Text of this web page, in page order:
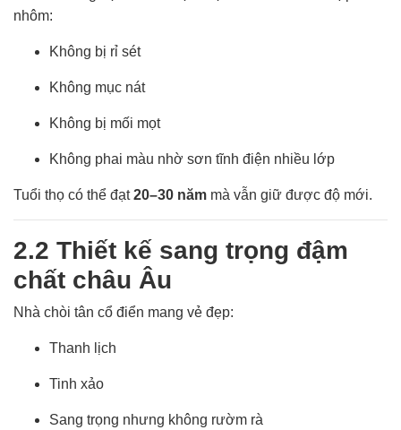
nhôm:
Không bị rỉ sét
Không mục nát
Không bị mối mọt
Không phai màu nhờ sơn tĩnh điện nhiều lớp
Tuổi thọ có thể đạt20–30 năm mà vẫn giữ được độ mới.
2.2 Thiết kế sang trọng đậm
chất châu Âu
Nhà chòi tân cổ điển mang vẻ đẹp:
Thanh lịch
Tinh xảo
Sang trọng nhưng không rườm rà